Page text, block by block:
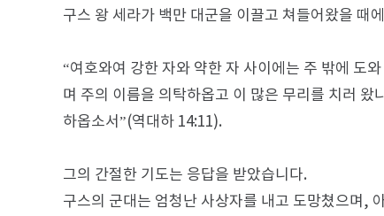
구스 왕 세라가 백만 대군을 이끌고 쳐들어왔을 때
“여호와여 강한 자와 약한 자 사이에는 주 밖에 도
며 주의 이름을 의탁하옵고 이 많은 무리를 치러
하옵소서”(역대하 14:11).
그의 간절한 기도는 응답을 받았습니다.
구스의 군대는 엄청난 사상자를 내고 도망쳤으며,